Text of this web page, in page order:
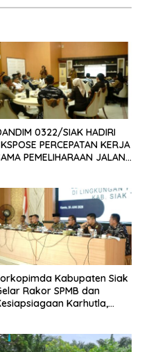
0322/SIAK HADIRI
PERCEPATAN KERJA
PEMELIHARAAN JALAN
INFRASTRUKTUR
Kabupaten Siak
Rakor SPMB dan
Karhutla,